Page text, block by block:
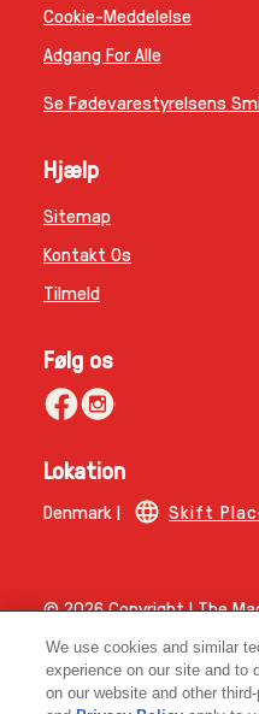
Cookie-Meddelelse
Adgang For Alle
Se Fødevarestyrelsens
Hjælp
Sitemap
Kontakt Os
Tilmeld
Følg os
Lokation
Denmark | Skift
© 2026 Copyright | The
Magnum ICC Denmark A/S
We use cookies and similar
experience on our site and to
on our website and other